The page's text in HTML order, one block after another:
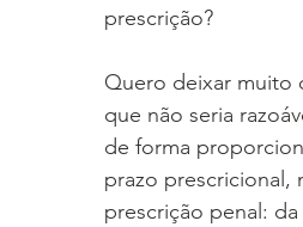
prescrição?
Quero deixar muito
que não seria
de forma
prazo prescricional,
prescrição penal: